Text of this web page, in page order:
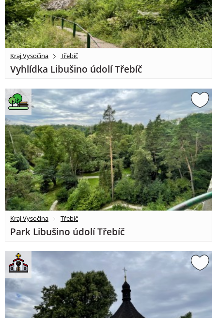
Kraj Vysočina Třebíč
Vyhlídka Libušino údolí Třebíč
Kraj Vysočina Třebíč
Park Libušino údolí Třebíč